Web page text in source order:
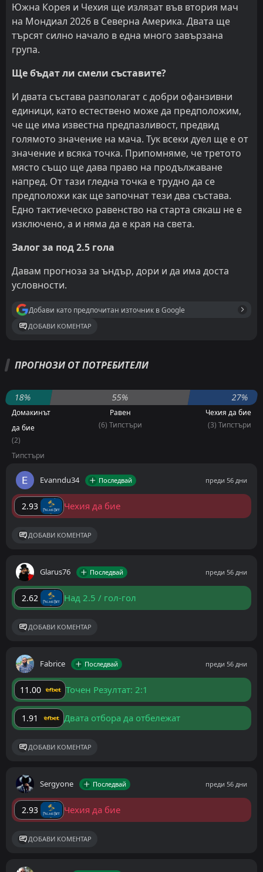
Южна Корея и Чехия ще излязат във втория мач
на Мондиал 2026 в Северна Америка. Двата ще
търсят силно начало в една много завързана
група.
Ще бъдат ли смели съставите?
И двата състава разполагат с добри офанзивни
единици, като естествено може да предположим,
че ще има известна предпазливост, предвид
голямото значение на мача. Тук всеки дуел ще е от
значение и всяка точка. Припомняме, че третото
място също ще дава право на продължаване
напред. От тази гледна точка е трудно да се
предположи как ще започнат тези два състава.
Едно тактиеческо равенство на старта сякаш не е
изключено, а и няма да е края на света.
Залог за под 2.5 гола
Давам прогноза за ъндър, дори и да има доста
условности.
Добави като предпочитан източник в Google
ДОБАВИ КОМЕНТАР
ПРОГНОЗИ ОТ ПОТРЕБИТЕЛИ
18% 55% 27%
Домакинът
да бие
(2)
Типстъри
Равен
(6) Типстъри
Чехия да бие
(3) Типстъри
Evanndu34 Последвай преди 56 дни
2.93 Чехия да бие
ДОБАВИ КОМЕНТАР
Glarus76 Последвай преди 56 дни
2.62 Над 2.5 / гол-гол
ДОБАВИ КОМЕНТАР
Fabrice Последвай преди 56 дни
11.00 Точен Резултат: 2:1
1.91 Двата отбора да отбележат
ДОБАВИ КОМЕНТАР
Sergyone Последвай преди 56 дни
2.93 Чехия да бие
ДОБАВИ КОМЕНТАР